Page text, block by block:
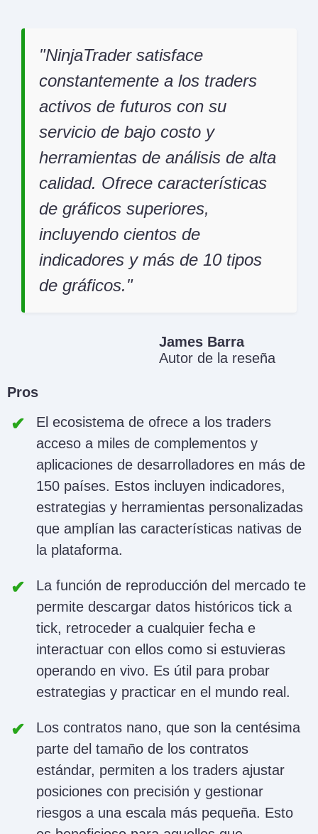
NinjaTrader satisface
constantemente a los traders
activos de futuros con su
servicio de bajo costo y
herramientas de análisis de alta
calidad. Ofrece características
de gráficos superiores,
incluyendo cientos de
indicadores y más de 10 tipos
de gráficos.
James Barra
Autor de la reseña
Pros
El ecosistema de ofrece a los traders
acceso a miles de complementos y
aplicaciones de desarrolladores en más de
150 países. Estos incluyen indicadores,
estrategias y herramientas personalizadas
que amplían las características nativas de
la plataforma.
La función de reproducción del mercado te
permite descargar datos históricos tick a
tick, retroceder a cualquier fecha e
interactuar con ellos como si estuvieras
operando en vivo. Es útil para probar
estrategias y practicar en el mundo real.
Los contratos nano, que son la centésima
parte del tamaño de los contratos
estándar, permiten a los traders ajustar
posiciones con precisión y gestionar
riesgos a una escala más pequeña. Esto